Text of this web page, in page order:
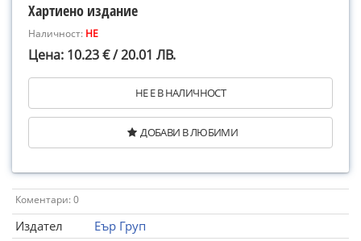
Хартиено издание
Наличност: НЕ
Цена: 10.23 € / 20.01 ЛВ.
НЕ Е В НАЛИЧНОСТ
ДОБАВИ В ЛЮБИМИ
Коментари: 0
Издател
Еър Груп